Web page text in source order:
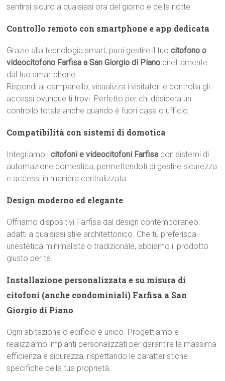
sentirsi sicuro a qualsiasi ora del giorno e della notte.
Controllo remoto con smartphone e app dedicata
Grazie alla tecnologia smart, puoi gestire il tuocitofono o
videocitofono Farfisa a San Giorgio di Piano direttamente
dal tuo smartphone.
Rispondi al campanello, visualizza i visitatori e controlla gli
accessi ovunque ti trovi. Perfetto per chi desidera un
controllo totale anche quando è fuori casa o ufficio.
Compatibilità con sistemi di domotica
Integriamo icitofoni e videocitofoni Farfisa con sistemi di
automazione domestica, permettendoti di gestire sicurezza
e accessi in maniera centralizzata.
Design moderno ed elegante
Offriamo dispositivi Farfisa dal design contemporaneo,
adatti a qualsiasi stile architettonico. Che tu preferisca
unestetica minimalista o tradizionale, abbiamo il prodotto
giusto per te.
Installazione personalizzata e su misura di
citofoni (anche condominiali) Farfisa a San
Giorgio di Piano
Ogni abitazione o edificio è unico. Progettiamo e
realizziamo impianti personalizzati per garantire la massima
efficienza e sicurezza, rispettando le caratteristiche
specifiche della tua proprietà.